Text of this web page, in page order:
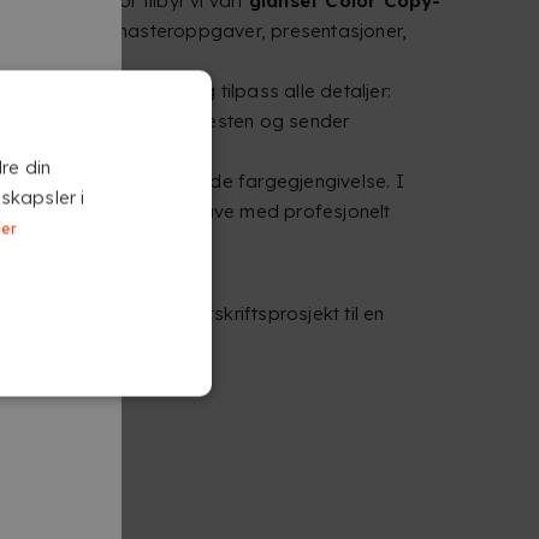
masteroppgaver, presentasjoner,
velg glanset papir og tilpass alle detaljer:
Vi tar oss av resten og sender
sikrer skarp og levende fargegjengivelse. I
en avsluttende oppgave med profesjonelt
som gjør hvert utskriftsprosjekt til en
din
i